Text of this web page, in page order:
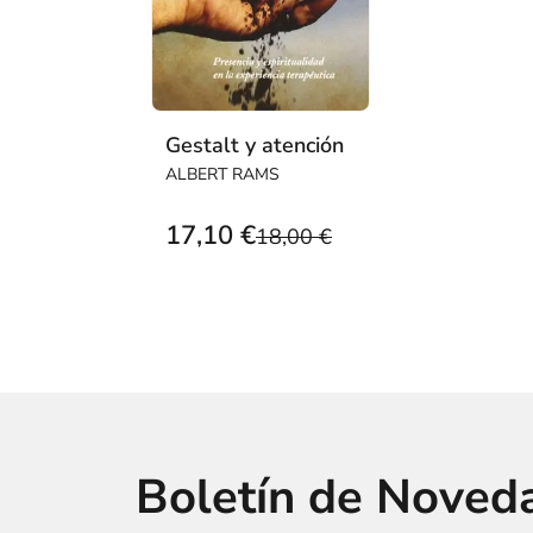
Gestalt y atención
ALBERT RAMS
18,00 €
17,10 €
Boletín de